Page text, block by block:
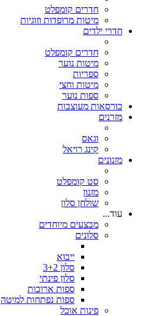
חדרים קומפלט
מיטות מרופדות וזוגיות
חדרי ילדים
חדרים קומפלט
מיטות נוער
ספריות
מיטות וחצי
ספות נוער
כורסאות מעוצבות
מזרנים
וגאס
קינג רויאל
מזנונים
סט קומפלט
מזנון
שולחן סלון
עוד...
מבצעים מיוחדים
סלונים
ייבוא
סלון 3+2
סלון פינתי
ספות ארוכות
ספות נפתחות למיטה
פינות אוכל